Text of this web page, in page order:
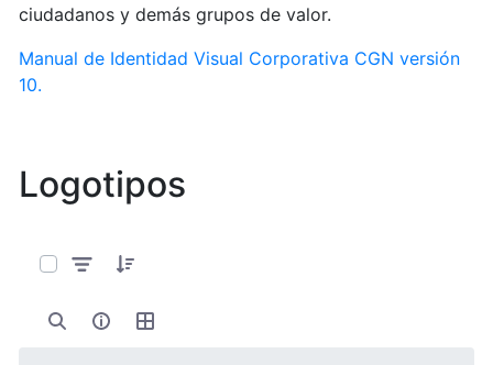
ciudadanos y demás grupos de valor.
Manual de Identidad Visual Corporativa CGN versión
10.
Logotipos